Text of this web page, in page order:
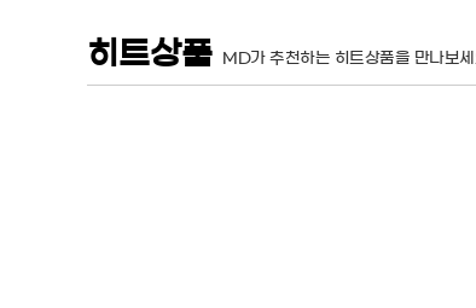
히트상품 MD가 추천하는 히트상품을 만나보세